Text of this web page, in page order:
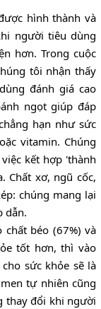
hình thành và
người tiêu dùng
hơn. Trong cuộc
tôi nhận thấy
đánh giá cao
ngọt giúp đáp
hạn như sức
vitamin. Chúng
kết hợp 'thành
Chất xơ, ngũ cốc,
chúng mang lại
dẫn.
béo (67%) và
tốt hơn, thì vào
sức khỏe sẽ là
tự nhiên cũng
thay đổi khi người